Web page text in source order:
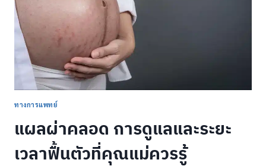
ตรวจ?
ทางการแพทย์
แผลผ่าคลอด การดูแลและระยะ
เวลาฟื้นตัวที่คุณแม่ควรรู้